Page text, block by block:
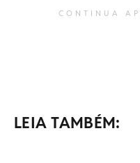
CONTINUA
LEIA TAMBÉM: